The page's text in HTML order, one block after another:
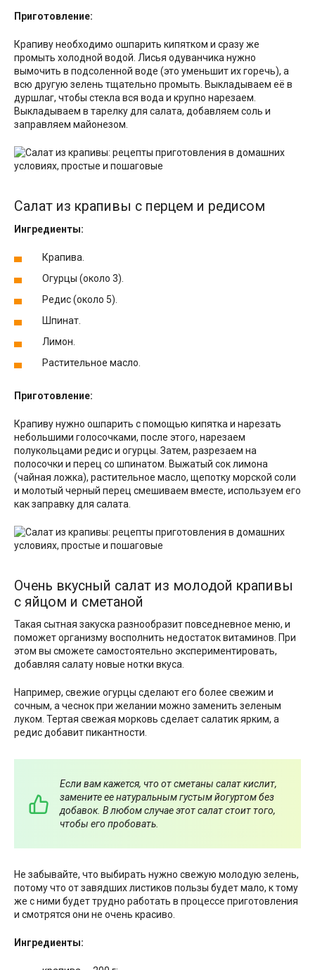
Приготовление:
Крапиву необходимо ошпарить кипятком и сразу же
промыть холодной водой. Лисья одуванчика нужно
вымочить в подсоленной воде (это уменьшит их горечь), а
всю другую зелень тщательно промыть. Выкладываем её в
дуршлаг, чтобы стекла вся вода и крупно нарезаем.
Выкладываем в тарелку для салата, добавляем соль и
заправляем майонезом.
Салат из крапивы с перцем и редисом
Ингредиенты:
Крапива.
Огурцы (около 3).
Редис (около 5).
Шпинат.
Лимон.
Растительное масло.
Приготовление:
Крапиву нужно ошпарить с помощью кипятка и нарезать
небольшими голосочками, после этого, нарезаем
полукольцами редис и огурцы. Затем, разрезаем на
полосочки и перец со шпинатом. Выжатый сок лимона
(чайная ложка), растительное масло, щепотку морской соли
и молотый черный перец смешиваем вместе, используем его
как заправку для салата.
Очень вкусный салат из молодой крапивы
с яйцом и сметаной
Такая сытная закуска разнообразит повседневное меню, и
поможет организму восполнить недостаток витаминов. При
этом вы сможете самостоятельно экспериментировать,
добавляя салату новые нотки вкуса.
Например, свежие огурцы сделают его более свежим и
сочным, а чеснок при желании можно заменить зеленым
луком. Тертая свежая морковь сделает салатик ярким, а
редис добавит пикантности.
Если вам кажется, что от сметаны салат кислит,
замените ее натуральным густым йогуртом без
добавок. В любом случае этот салат стоит того,
чтобы его пробовать.
Не забывайте, что выбирать нужно свежую молодую зелень,
потому что от завядших листиков пользы будет мало, к тому
же с ними будет трудно работать в процессе приготовления
и смотрятся они не очень красиво.
Ингредиенты: